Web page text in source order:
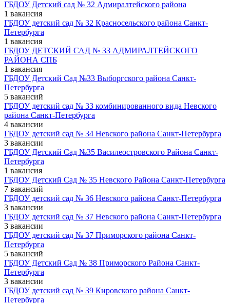
ГБДОУ Детский сад № 32 Адмиралтейского района
1 вакансия
ГБДОУ детский сад № 32 Красносельского района Санкт-
Петербурга
1 вакансия
ГБДОУ ДЕТСКИЙ САД № 33 АДМИРАЛТЕЙСКОГО
РАЙОНА СПБ
1 вакансия
ГБДОУ Детский Сад №33 Выборгского района Санкт-
Петербурга
5 вакансий
ГБДОУ детский сад № 33 комбинированного вида Невского
района Санкт-Петербурга
4 вакансии
ГБДОУ детский сад № 34 Невского района Санкт-Петербурга
3 вакансии
ГБДОУ Детский Сад №35 Василеостровского Района Санкт-
Петербурга
1 вакансия
ГБДОУ Детский Сад № 35 Невского Района Санкт-Петербурга
7 вакансий
ГБДОУ детский сад № 36 Невского района Санкт-Петербурга
3 вакансии
ГБДОУ детский сад № 37 Невского района Санкт-Петербурга
3 вакансии
ГБДОУ детский сад № 37 Приморского района Санкт-
Петербурга
5 вакансий
ГБДОУ Детский Сад № 38 Приморского Района Санкт-
Петербурга
3 вакансии
ГБДОУ детский сад № 39 Кировского района Санкт-
Петербурга